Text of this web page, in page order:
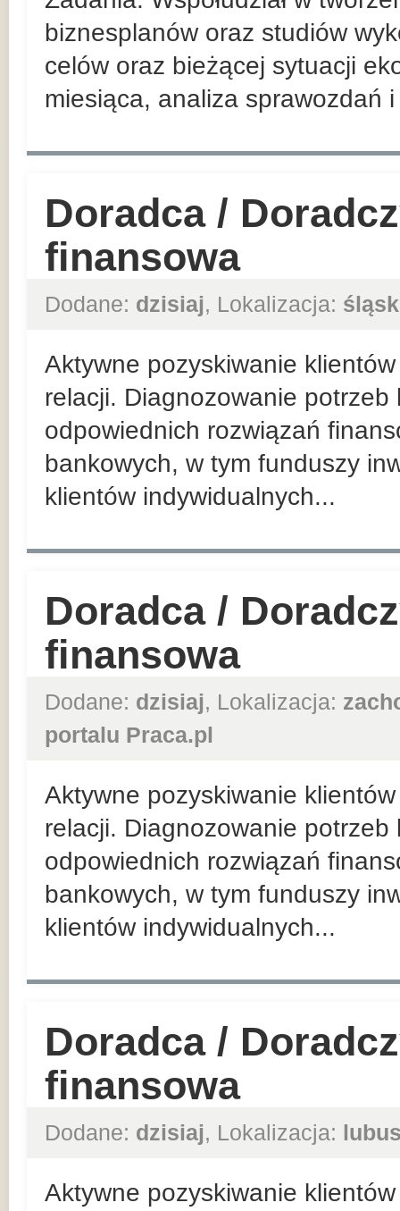
biznesplanów oraz studiów
celów oraz bieżącej sytuacji
miesiąca, analiza sprawozdań
Doradca /
finansowa
Dodane: dzisiaj, Lokalizacja:
Aktywne pozyskiwanie
relacji. Diagnozowanie
odpowiednich rozwiązań
bankowych, w tym funduszy
klientów indywidualnych...
Doradca /
finansowa
Dodane: dzisiaj, Lokalizacja:
portalu Praca.pl
Aktywne pozyskiwanie
relacji. Diagnozowanie
odpowiednich rozwiązań
bankowych, w tym funduszy
klientów indywidualnych...
Doradca /
finansowa
Dodane: dzisiaj, Lokalizacja:
Aktywne pozyskiwanie